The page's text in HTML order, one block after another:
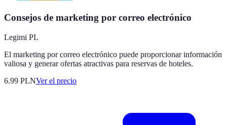
Consejos de marketing por correo electrónico
Legimi PL
El marketing por correo electrónico puede proporcionar información
valiosa y generar ofertas atractivas para reservas de hoteles.
6.99 PLNVer el precio